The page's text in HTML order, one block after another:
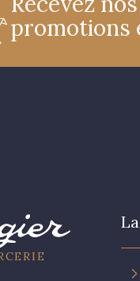
promotions